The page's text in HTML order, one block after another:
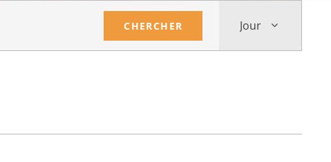
CHERCHER
de
vues
Jour